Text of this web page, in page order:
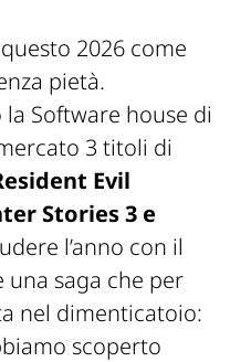
2026 come
pietà.
la Software house di
3 titoli di
Evil
Stories 3 e
l’anno con il
saga che per
nel dimenticatoio:
scoperto